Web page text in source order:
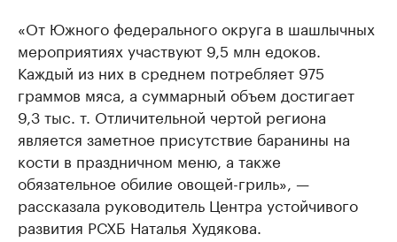
«От Южного федерального округа в шашлычных
мероприятиях участвуют 9,5 млн едоков.
Каждый из них в среднем потребляет 975
граммов мяса, а суммарный объем достигает
9,3 тыс. т. Отличительной чертой региона
является заметное присутствие баранины на
кости в праздничном меню, а также
обязательное обилие овощей-гриль», —
рассказала руководитель Центра устойчивого
развития РСХБ Наталья Худякова.